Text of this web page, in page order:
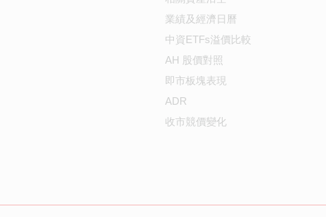
業績及經濟日曆
中資ETFs溢價比較
AH 股價對照
即市板塊表現
ADR
收市競價變化